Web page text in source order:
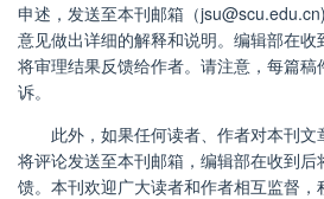
申述，发送至本刊邮箱（jsu@scu.edu.cn)
意见做出详细的解释和说明。编辑部在
将审理结果反馈给作者。请注意，每篇稿
诉。
此外，如果任何读者、作者对本刊
将评论发送至本刊邮箱，编辑部在收到后
馈。本刊欢迎广大读者和作者相互监督